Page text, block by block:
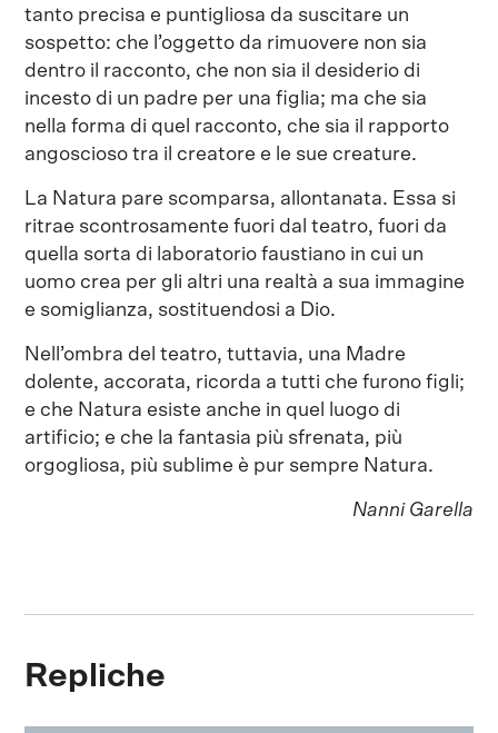
tanto precisa e puntigliosa da suscitare un
sospetto: che l’oggetto da rimuovere non sia
dentro il racconto, che non sia il desiderio di
incesto di un padre per una figlia; ma che sia
nella forma di quel racconto, che sia il rapporto
angoscioso tra il creatore e le sue creature.
La Natura pare scomparsa, allontanata. Essa si
ritrae scontrosamente fuori dal teatro, fuori da
quella sorta di laboratorio faustiano in cui un
uomo crea per gli altri una realtà a sua immagine
e somiglianza, sostituendosi a Dio.
Nell’ombra del teatro, tuttavia, una Madre
dolente, accorata, ricorda a tutti che furono figli;
e che Natura esiste anche in quel luogo di
artificio; e che la fantasia più sfrenata, più
orgogliosa, più sublime è pur sempre Natura.
Nanni Garella
Repliche